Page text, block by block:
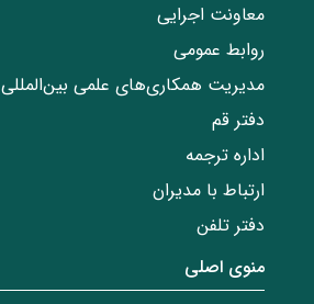
معاونت اجرایی
روابط عمومی
مدیریت همکاری‌های علمی بین‌المللی
دفتر قم
اداره ترجمه
ارتباط با مدیران
دفتر تلفن
منوی اصلی